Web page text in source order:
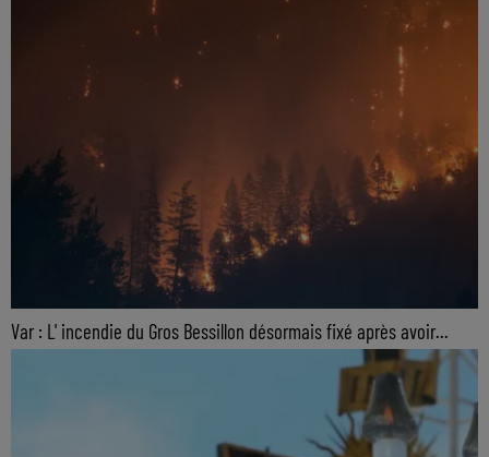
Var : L' incendie du Gros Bessillon désormais fixé après avoir...